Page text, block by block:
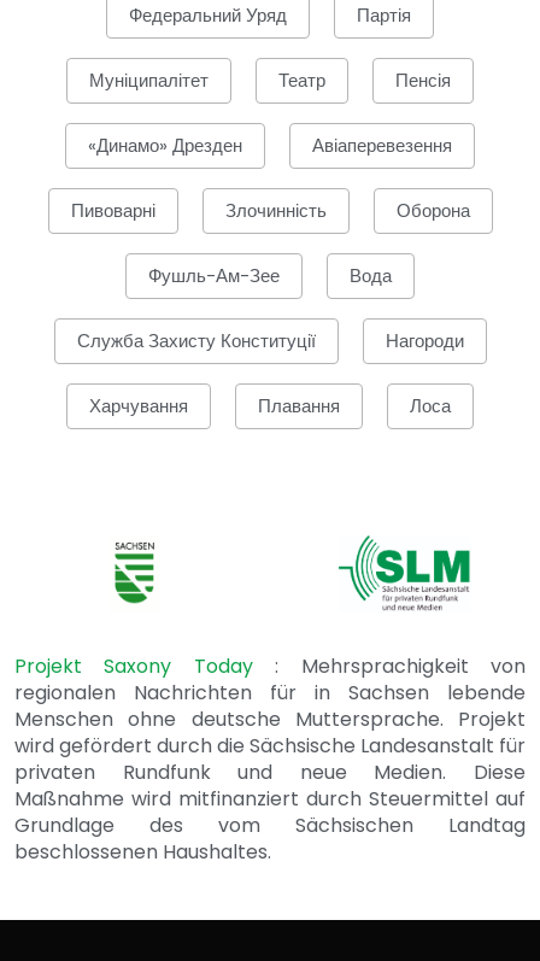
Федеральний Уряд Партія
Муніципалітет Театр Пенсія
«Динамо» Дрезден Авіаперевезення
Пивоварні Злочинність Оборона
Фушль-Ам-Зее Вода
Служба Захисту Конституції Нагороди
Харчування Плавання Лоса
Projekt Saxony Today: Mehrsprachigkeit von
regionalen Nachrichten für in Sachsen lebende
Menschen ohne deutsche Muttersprache. Projekt
wird gefördert durch die Sächsische Landesanstalt für
privaten Rundfunk und neue Medien. Diese
Maßnahme wird mitfinanziert durch Steuermittel auf
Grundlage des vom Sächsischen Landtag
beschlossenen Haushaltes.